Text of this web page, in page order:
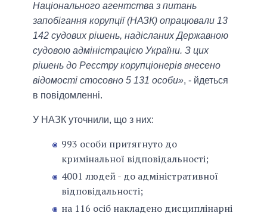
Національного агентства з питань
запобігання корупції (НАЗК) опрацювали 13
142 судових рішень, надісланих Державною
судовою адміністрацією України. З цих
рішень до Реєстру корупціонерів внесено
відомості стосовно 5 131 особи», - йдеться
в повідомленні.
У НАЗК уточнили, що з них:
993 особи притягнуто до
кримінальної відповідальності;
4001 людей - до адміністративної
відповідальності;
на 116 осіб накладено дисциплінарні